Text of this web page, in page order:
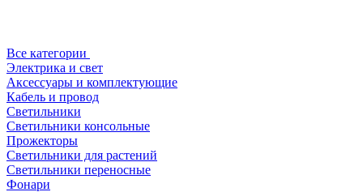
Все категории
Электрика и свет
Аксессуары и комплектующие
Кабель и провод
Светильники
Светильники консольные
Прожекторы
Светильники для растений
Светильники переносные
Фонари